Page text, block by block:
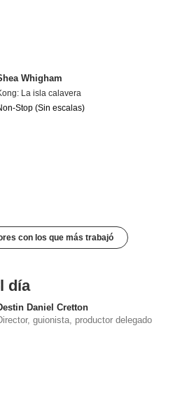
Whigham
La isla calavera
Stop (Sin escalas)
con los que más trabajó
día
Daniel Cretton
guionista, productor delegado